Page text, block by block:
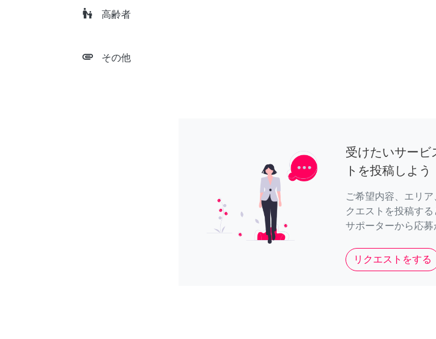
escalator_warning 高齢者
attachment その他
受けたいサービ
トを投稿しよう
ご希望内容、エリ
クエストを投稿す
サポーターから応募
リクエストをする